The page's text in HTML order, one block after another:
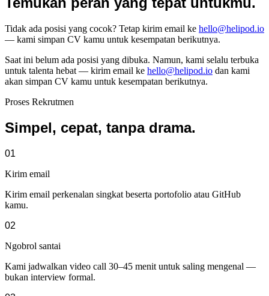
Tidak ada posisi yang cocok? Tetap kirim email ke hello@helipod.io
— kami simpan CV kamu untuk kesempatan berikutnya.
Saat ini belum ada posisi yang dibuka. Namun, kami selalu terbuka
untuk talenta hebat — kirim email ke hello@helipod.io dan kami
akan simpan CV kamu untuk kesempatan berikutnya.
Proses Rekrutmen
Simpel, cepat, tanpa drama.
01
Kirim email
Kirim email perkenalan singkat beserta portofolio atau GitHub
kamu.
02
Ngobrol santai
Kami jadwalkan video call 30–45 menit untuk saling mengenal —
bukan interview formal.